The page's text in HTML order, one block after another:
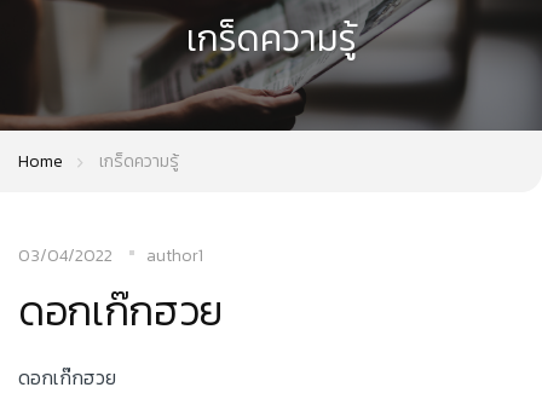
เกร็ดความรู้
Home เกร็ดความรู้
03/04/2022 author1
ดอกเก๊กฮวย
ดอกเก๊กฮวย